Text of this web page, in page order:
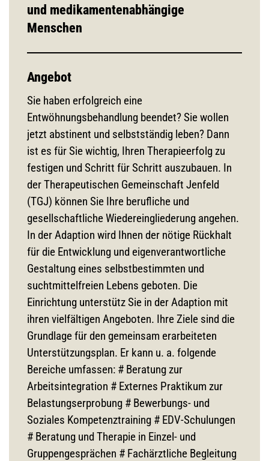
und medikamentenabhängige
Menschen
Angebot
Sie haben erfolgreich eine
Entwöhnungsbehandlung beendet? Sie wollen
jetzt abstinent und selbstständig leben? Dann
ist es für Sie wichtig, Ihren Therapieerfolg zu
festigen und Schritt für Schritt auszubauen. In
der Therapeutischen Gemeinschaft Jenfeld
(TGJ) können Sie Ihre berufliche und
gesellschaftliche Wiedereingliederung angehen.
In der Adaption wird Ihnen der nötige Rückhalt
für die Entwicklung und eigenverantwortliche
Gestaltung eines selbstbestimmten und
suchtmittelfreien Lebens geboten. Die
Einrichtung unterstütz Sie in der Adaption mit
ihren vielfältigen Angeboten. Ihre Ziele sind die
Grundlage für den gemeinsam erarbeiteten
Unterstützungsplan. Er kann u. a. folgende
Bereiche umfassen: # Beratung zur
Arbeitsintegration # Externes Praktikum zur
Belastungserprobung # Bewerbungs- und
Soziales Kompetenztraining # EDV-Schulungen
# Beratung und Therapie in Einzel- und
Gruppengesprächen # Fachärztliche Begleitung